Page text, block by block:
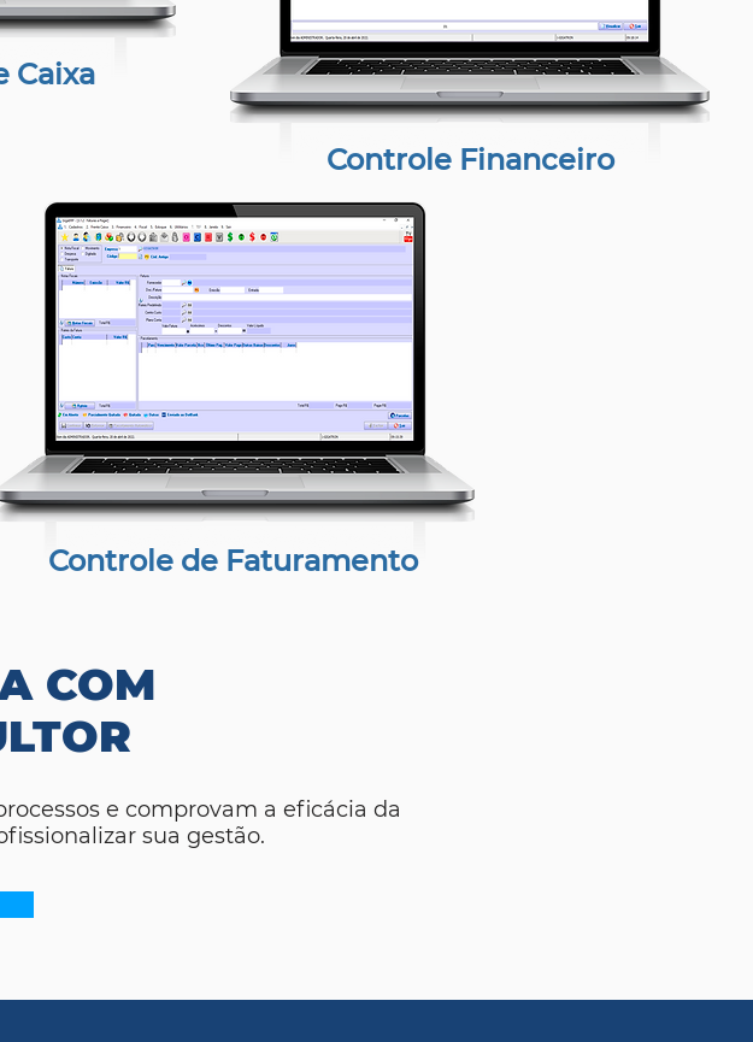
Caixa
Controle Financeiro
Controle de Faturamento
COM
e comprovam a eficácia da
sua gestão.